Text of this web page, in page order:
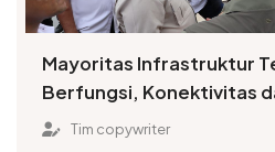
Mayoritas Infrastruktur
Berfungsi, Konektivitas
Berangsur Normal
Tim copywriter